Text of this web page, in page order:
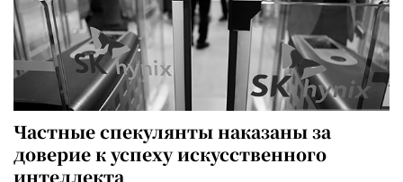
Частные спекулянты наказаны за
доверие к успеху искусственного
интеллекта